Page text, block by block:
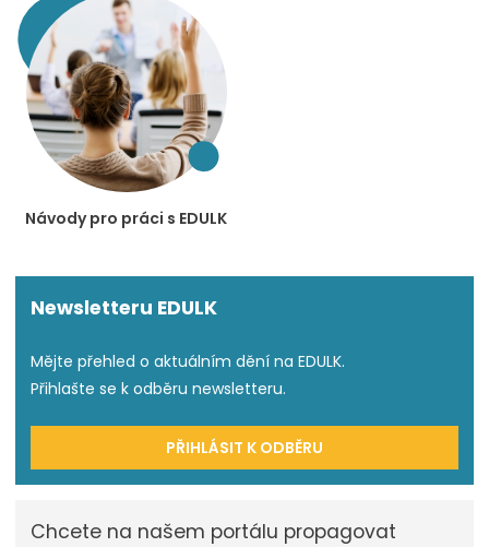
Návody pro práci s EDULK
Newsletteru EDULK
Mějte přehled o aktuálním dění na EDULK.
Přihlašte se k odběru newsletteru.
PŘIHLÁSIT K ODBĚRU
Chcete na našem portálu propagovat